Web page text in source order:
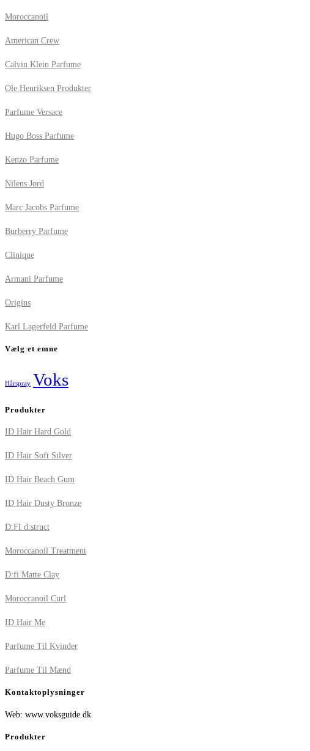
Moroccanoil
American Crew
Calvin Klein Parfume
Ole Henriksen Produkter
Parfume Versace
Hugo Boss Parfume
Kenzo Parfume
Nilens Jord
Marc Jacobs Parfume
Burberry Parfume
Clinique
Armani Parfume
Origins
Karl Lagerfeld Parfume
Vælg et emne
Hårspray Voks
Produkter
ID Hair Hard Gold
ID Hair Soft Silver
ID Hair Beach Gum
ID Hair Dusty Bronze
D:FI d:struct
Moroccanoil Treatment
D:fi Matte Clay
Moroccanoil Curl
ID Hair Me
Parfume Til Kvinder
Parfume Til Mænd
Kontaktoplysninger
Web: www.voksguide.dk
Produkter